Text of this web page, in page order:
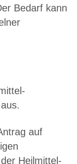
Bedarf kann
auf
Heilmittel-